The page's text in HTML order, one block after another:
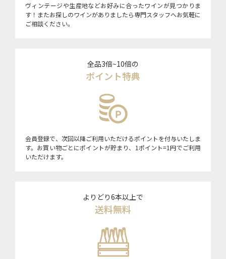
ヴィンテージや生産地などお好みに合ったワインが見つかりま
す！またお探しのワインがありましたら専門スタッフへお気軽に
ご相談ください。
全品3倍~10倍の
ポイント特典
会員登録で、次回以降ご利用いただけるポイントを付与いたしま
す。お買い物ごとにポイントが貯まり、1ポイント=1円でご利用
いただけます。
よりどり6本以上で
送料無料